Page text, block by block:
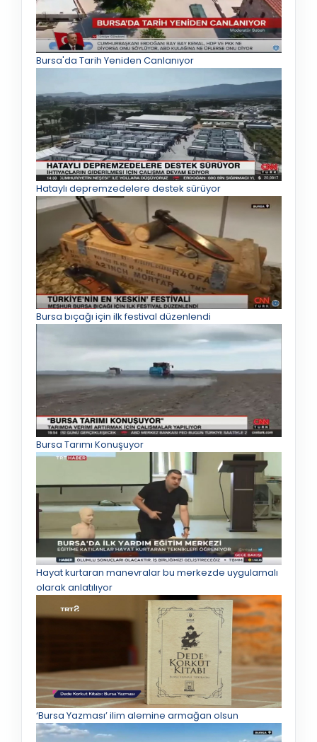
Bursa'da Tarih Yeniden Canlanıyor
Hataylı depremzedelere destek sürüyor
Bursa bıçağı için ilk festival düzenlendi
Bursa Tarımı Konuşuyor
Hayat kurtaran manevralar bu merkezde uygulamalı
olarak anlatılıyor
‘Bursa Yazması’ ilim alemine armağan olsun